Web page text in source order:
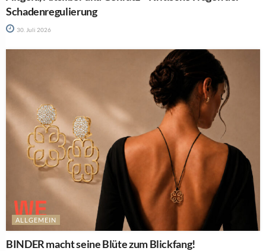
Schadenregulierung
30. Juli 2026
ALLGEMEIN
BINDER macht seine Blüte zum Blickfang!